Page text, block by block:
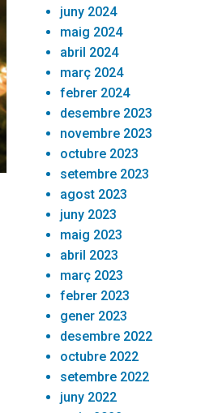
juny 2024
maig 2024
abril 2024
març 2024
febrer 2024
desembre 2023
novembre 2023
octubre 2023
setembre 2023
agost 2023
juny 2023
maig 2023
abril 2023
març 2023
febrer 2023
gener 2023
desembre 2022
octubre 2022
setembre 2022
juny 2022